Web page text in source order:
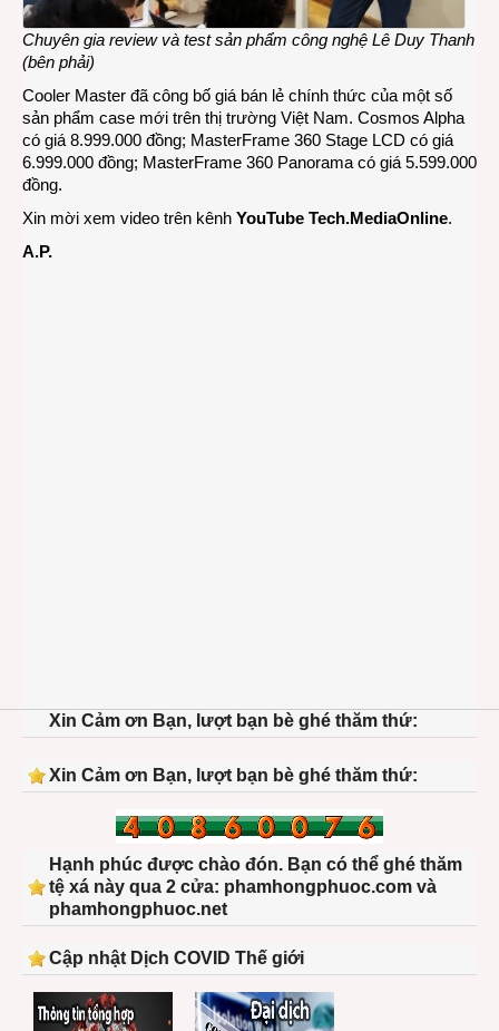
Chuyên gia review và test sản phẩm công nghệ Lê Duy Thanh
(bên phải)
Cooler Master đã công bố giá bán lẻ chính thức của một số
sản phẩm case mới trên thị trường Việt Nam. Cosmos Alpha
có giá 8.999.000 đồng; MasterFrame 360 Stage LCD có giá
6.999.000 đồng; MasterFrame 360 Panorama có giá 5.599.000
đồng.
Xin mời xem video trên kênh YouTube Tech.MediaOnline.
A.P.
Xin Cảm ơn Bạn, lượt bạn bè ghé thăm thứ:
Xin Cảm ơn Bạn, lượt bạn bè ghé thăm thứ:
Hạnh phúc được chào đón. Bạn có thể ghé thăm
tệ xá này qua 2 cửa: phamhongphuoc.com và
phamhongphuoc.net
Cập nhật Dịch COVID Thế giới